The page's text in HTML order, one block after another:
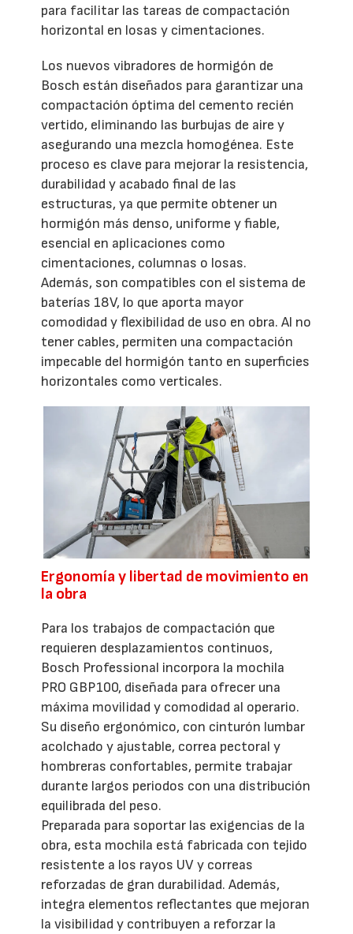
para facilitar las tareas de compactación
horizontal en losas y cimentaciones.
Los nuevos vibradores de hormigón de
Bosch están diseñados para garantizar una
compactación óptima del cemento recién
vertido, eliminando las burbujas de aire y
asegurando una mezcla homogénea. Este
proceso es clave para mejorar la resistencia,
durabilidad y acabado final de las
estructuras, ya que permite obtener un
hormigón más denso, uniforme y fiable,
esencial en aplicaciones como
cimentaciones, columnas o losas.
Además, son compatibles con el sistema de
baterías 18V, lo que aporta mayor
comodidad y flexibilidad de uso en obra. Al no
tener cables, permiten una compactación
impecable del hormigón tanto en superficies
horizontales como verticales.
Ergonomía y libertad de movimiento en
la obra
Para los trabajos de compactación que
requieren desplazamientos continuos,
Bosch Professional incorpora la mochila
PRO GBP100, diseñada para ofrecer una
máxima movilidad y comodidad al operario.
Su diseño ergonómico, con cinturón lumbar
acolchado y ajustable, correa pectoral y
hombreras confortables, permite trabajar
durante largos periodos con una distribución
equilibrada del peso.
Preparada para soportar las exigencias de la
obra, esta mochila está fabricada con tejido
resistente a los rayos UV y correas
reforzadas de gran durabilidad. Además,
integra elementos reflectantes que mejoran
la visibilidad y contribuyen a reforzar la